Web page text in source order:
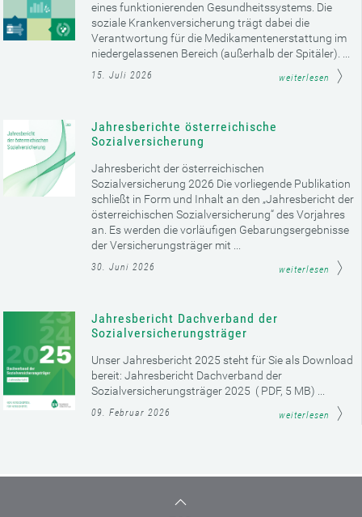
eines funktionierenden Gesundheitssystems. Die
soziale Krankenversicherung trägt dabei die
Verantwortung für die Medikamentenerstattung im
niedergelassenen Bereich (außerhalb der Spitäler). ...
15. Juli 2026 weiterlesen
Jahresberichte österreichische
Sozialversicherung
Jahresbericht der österreichischen
Sozialversicherung 2026 Die vorliegende Publikation
schließt in Form und Inhalt an den „Jahresbericht der
österreichischen Sozialversicherung“ des Vorjahres
an. Es werden die vorläufigen Gebarungsergebnisse
der Versicherungsträger mit ...
30. Juni 2026 weiterlesen
Jahresbericht Dachverband der
Sozialversicherungsträger
Unser Jahresbericht 2025 steht für Sie als Download
bereit: Jahresbericht Dachverband der
Sozialversicherungsträger 2025 ( PDF, 5 MB) ...
09. Februar 2026 weiterlesen